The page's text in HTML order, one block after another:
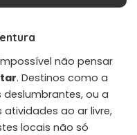
não pensar
. Destinos como a
ou a
ao ar livre,
locais não só